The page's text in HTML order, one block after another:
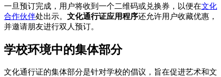
一旦预订完成，用户将收到一个二维码或兑换券，以便在文化
合作伙伴处出示。 文化通行证应用程序还允许用户收藏优惠，
并邀请朋友进行双人预订。
学校环境中的集体部分
文化通行证的集体部分是针对学校的倡议，旨在促进艺术和文